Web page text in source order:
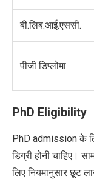
बी.लिब.आई.एससी.
पीजी डिप्लोमा
PhD Eligibility
PhD admission के
डिग्री होनी चाहिए।
लिए नियमानुसार छूट